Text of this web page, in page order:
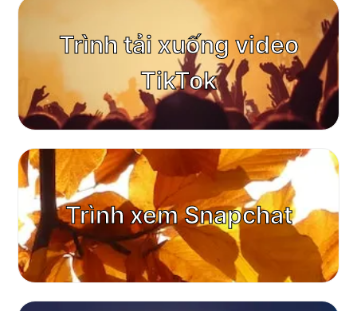
Trình tải xuống video
TikTok
Trình xem Snapchat